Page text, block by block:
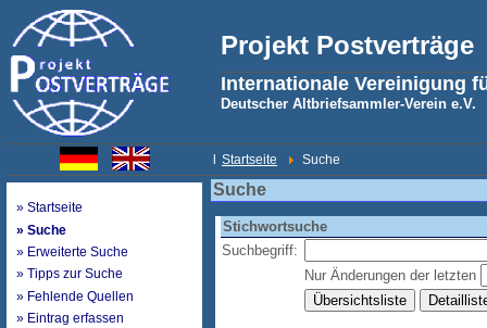
Projekt Postverträge
Internationale Vereinigung
Deutscher Altbriefsammler-Verein e.V.
Startseite Suche
» Startseite
» Suche
» Erweiterte Suche
» Tipps zur Suche
» Fehlende Quellen
» Eintrag erfassen
Suche
Stichwortsuche
Suchbegriff:
Nur Änderungen der letzten